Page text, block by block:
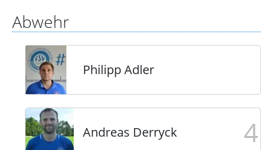
Abwehr
Philipp Adler
Andreas Derryck 4